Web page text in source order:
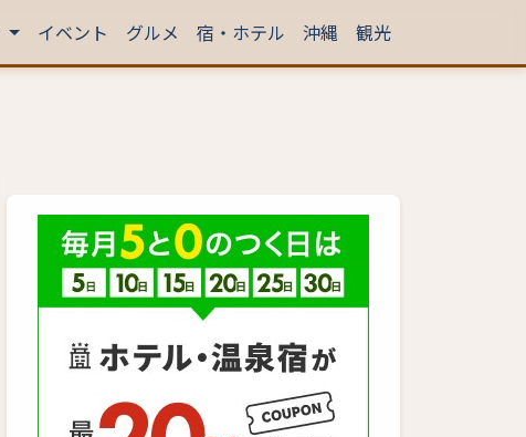
イベント グルメ 宿・ホテル 沖縄 観光